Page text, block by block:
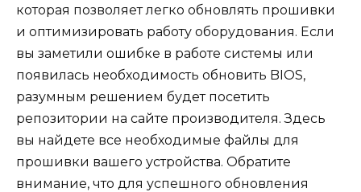
которая позволяет легко обновлять прошивки
и оптимизировать работу оборудования. Если
вы заметили ошибке в работе системы или
появилась необходимость обновить BIOS,
разумным решением будет посетить
репозитории на сайте производителя. Здесь
вы найдете все необходимые файлы для
прошивки вашего устройства. Обратите
внимание, что для успешного обновления